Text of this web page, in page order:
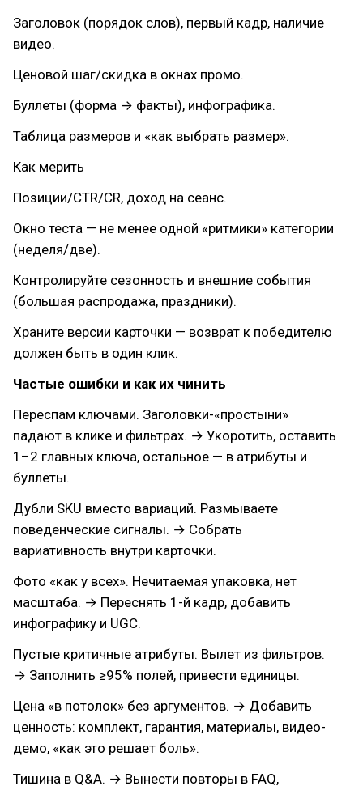
Заголовок (порядок слов), первый кадр, наличие
видео.
Ценовой шаг/скидка в окнах промо.
Буллеты (форма → факты), инфографика.
Таблица размеров и «как выбрать размер».
Как мерить
Позиции/CTR/CR, доход на сеанс.
Окно теста — не менее одной «ритмики» категории
(неделя/две).
Контролируйте сезонность и внешние события
(большая распродажа, праздники).
Храните версии карточки — возврат к победителю
должен быть в один клик.
Частые ошибки и как их чинить
Переспам ключами. Заголовки-«простыни»
падают в клике и фильтрах. → Укоротить, оставить
1–2 главных ключа, остальное — в атрибуты и
буллеты.
Дубли SKU вместо вариаций. Размываете
поведенческие сигналы. → Собрать
вариативность внутри карточки.
Фото «как у всех». Нечитаемая упаковка, нет
масштаба. → Переснять 1-й кадр, добавить
инфографику и UGC.
Пустые критичные атрибуты. Вылет из фильтров.
→ Заполнить ≥95% полей, привести единицы.
Цена «в потолок» без аргументов. → Добавить
ценность: комплект, гарантия, материалы, видео-
демо, «как это решает боль».
Тишина в Q&A. → Вынести повторы в FAQ,